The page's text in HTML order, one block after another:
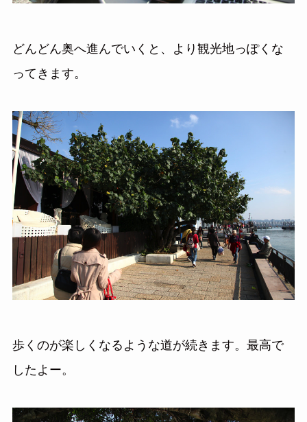
どんどん奥へ進んでいくと、より観光地っぽくな
ってきます。
歩くのが楽しくなるような道が続きます。最高で
したよー。